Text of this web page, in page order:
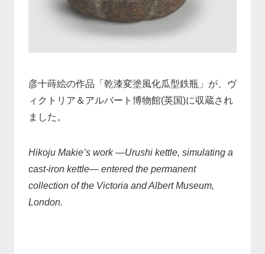
彦十蒔絵の作品「乾漆変塗風化瓜型鉄瓶」が、ヴ
ィクトリア＆アルバート博物館(英国)に収蔵され
ました。
Hikoju Makie’s work —Urushi kettle, simulating a
cast-iron kettle— entered the permanent
collection of the Victoria and Albert Museum,
London.